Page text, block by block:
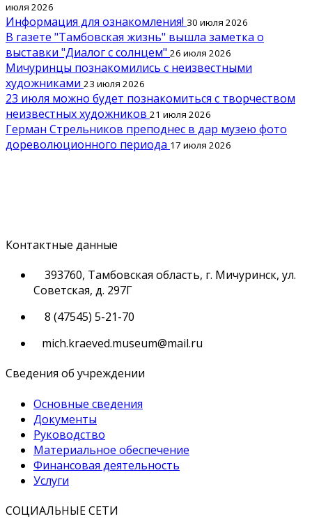
июля 2026
Информация для ознакомления! 30 июля 2026
В газете "Тамбовская жизнь" вышла заметка о
выставки "Диалог с солнцем" 26 июля 2026
Мичуринцы познакомились с неизвестными
художниками 23 июля 2026
23 июля можно будет познакомиться с творчеством
неизвестных художников 21 июля 2026
Герман Стрельников преподнес в дар музею фото
дореволюционного периода 17 июля 2026
Контактные данные
393760, Тамбовская область, г. Мичуринск, ул.
Советская, д. 297Г
8 (47545) 5-21-70
mich.kraeved.museum@mail.ru
Сведения об учреждении
Основные сведения
Документы
Руководство
Материальное обеспечение
Финансовая деятельность
Услуги
СОЦИАЛЬНЫЕ СЕТИ